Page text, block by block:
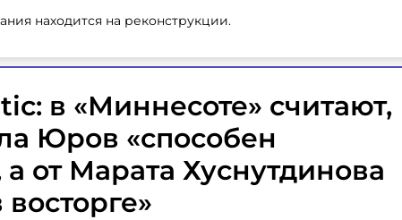
находится на реконструкции.
в «Миннесоте» считают,
Юров «способен
а от Марата Хуснутдинова
восторге»